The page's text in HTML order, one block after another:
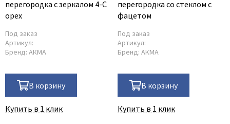
перегородка с зеркалом 4-С
орех
Под заказ
Артикул:
Бренд: АКМА
В корзину
Купить в 1 клик
перегородка со стеклом с
фацетом
Под заказ
Артикул:
Бренд: АКМА
В корзину
Купить в 1 клик